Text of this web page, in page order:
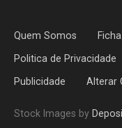
Quem Somos
Politica de Privacidade
Publicidade Alterar
Stock Images by